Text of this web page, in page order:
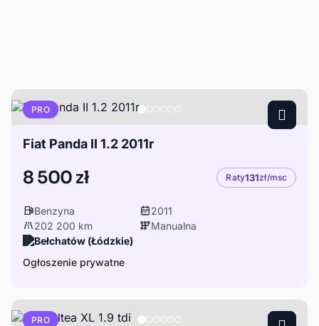
PRO
Fiat Panda II 1.2 2011r
8 500 zł Raty131zł/msc
Benzyna
2011
202 200 km
Manualna
Bełchatów (Łódzkie)
Ogłoszenie prywatne
PRO